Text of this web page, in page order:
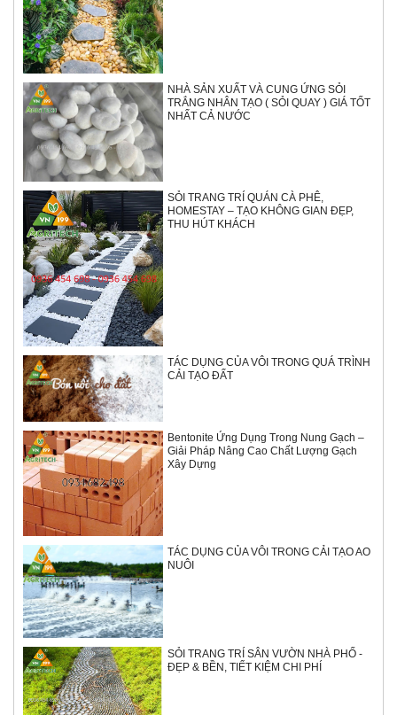
NHÀ SẢN XUẤT VÀ CUNG ỨNG SỎI
TRẮNG NHÂN TẠO ( SỎI QUAY ) GIÁ TỐT
NHẤT CẢ NƯỚC
SỎI TRANG TRÍ QUÁN CÀ PHÊ,
HOMESTAY – TẠO KHÔNG GIAN ĐẸP,
THU HÚT KHÁCH
TÁC DỤNG CỦA VÔI TRONG QUÁ TRÌNH
CẢI TẠO ĐẤT
Bentonite Ứng Dụng Trong Nung Gạch –
Giải Pháp Nâng Cao Chất Lượng Gạch
Xây Dựng
TÁC DỤNG CỦA VÔI TRONG CẢI TẠO AO
NUÔI
SỎI TRANG TRÍ SÂN VƯỜN NHÀ PHỐ -
ĐẸP & BỀN, TIẾT KIỆM CHI PHÍ